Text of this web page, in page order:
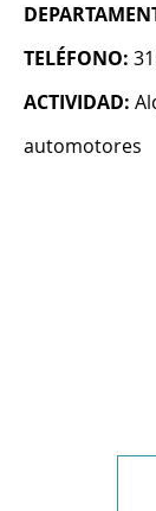
TELÉFONO:
ACTIVIDAD:
automotores